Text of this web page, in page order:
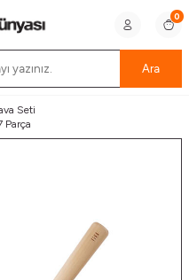
Ara
0
Seti
Parça